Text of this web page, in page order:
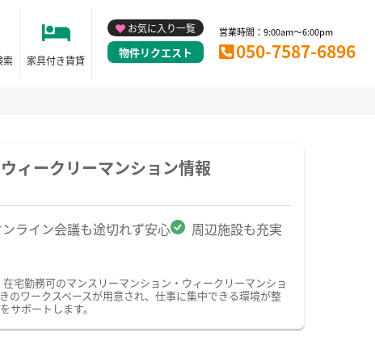
索 家具付き賃貸
お気に入り一覧
物件リクエスト
営業時間：9:00am～6:00pm
050-7587-6896
ィークリーマンション情報
ライン会議も途切れず安心 周辺施設も充実
宅勤務可のマンスリーマンション・ウィークリーマンショ
のワークスペースが用意され、仕事に集中できる環境が整
サポートします。